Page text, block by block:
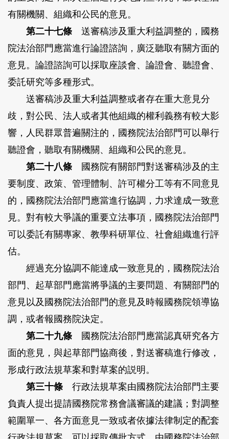
有關機關、組織和公民的意見。
第二十七條送審稿涉及重大利益調整的，國務
院法治部門應當進行論證諮詢，廣泛聽取有關方面的
意見。論證諮詢可以採取座談會、論證會、聽證會、
委託研究等多種形式。
送審稿涉及重大利益調整或者存在重大意見分
歧，對公民、法人或者其他組織的權利義務有較大影
響，人民群眾普遍關注的，國務院法治部門可以舉行
聽證會，聽取有關機關、組織和公民的意見。
第二十八條國務院有關部門對送審稿涉及的主
要制度、政策、管理體制、許可權分工等有不同意見
的，國務院法治部門應當進行協調，力求達成一致意
見。對有較大爭議的重要立法事項，國務院法治部門
可以委託有關專家、教學科研單位、社會組織進行評
估。
經過充分協調不能達成一致意見的，國務院法治
部門、起草部門應當將爭議的主要問題、有關部門的
意見以及國務院法治部門的意見及時報國務院領導協
調，或者報國務院決定。
第二十九條國務院法治部門應當認真研究各方
面的意見，與起草部門協商後，對送審稿進行修改，
形成行政法規草案和對草案的説明。
第三十條行政法規草案由國務院法治部門主要
負責人提出提請國務院常務會議審議的建議；對調整
範圍單一、各方面意見一致或者依據法律制定的配套